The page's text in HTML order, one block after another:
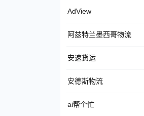
AdView
阿兹特兰墨西哥物流
安速货运
安德斯物流
ai帮个忙